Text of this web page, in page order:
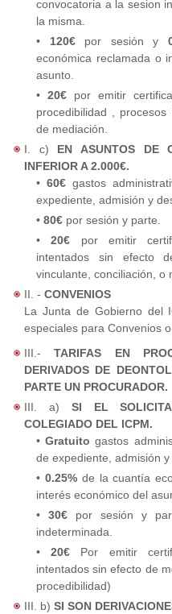
convocatoria a la sesion
la misma.
• 120€por sesión y
económica reclamada o
asunto.
• 20€ por emitir
procedibilidad ,
de mediación.
I. c) EN ASUNTOS DE
INFERIOR A 2.000€.
• 60€gastos
expediente, admisión y
• 80€ por sesión y parte.
•20€ por emitir
intentados sin efecto
vinculante, conciliación, o
II. - CONVENIOS
La Junta de Gobierno del
especiales para Convenios
III.-TARIFAS EN
DERIVADOS DE
PARTE UN PROCURADOR.
III. a) SI EL
COLEGIADO DEL ICPM.
•Gratuito gastos
de expediente, admisión
• 0.25%de la cuantía
interés económico del
• 30€ por sesión y
indeterminada.
•20€ Por emitir
intentados sin efecto de
procedibilidad)
III. b) SI SON